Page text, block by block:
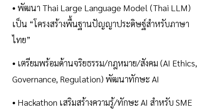
• พัฒนา Thai Large Language Model (Thai LLM)
เป็น “โครงสร้างพื้นฐานปัญญาประดิษฐ์สำหรับภาษา
ไทย”
• เตรียมพร้อมด้านจริยธรรม/กฎหมาย/สังคม (AI Ethics,
Governance, Regulation) พัฒนาทักษะ AI
• Hackathon เสริมสร้างความรู้/ทักษะ AI สำหรับ SME